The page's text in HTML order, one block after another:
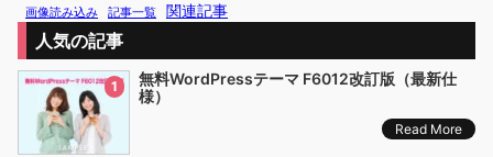
画像読み込み 記事一覧 関連記事
人気の記事
1
無料WordPressテーマ F6012改訂版（最新仕
様）
Read More